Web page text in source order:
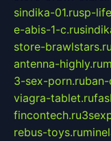
sindika-01.rusp-
e-abis-1-c.ru
store-brawlstars.ru
antenna-highly.ru
3-sex-porn.ru
viagra-tablet.ru
fincontech.ru
rebus-toys.ru